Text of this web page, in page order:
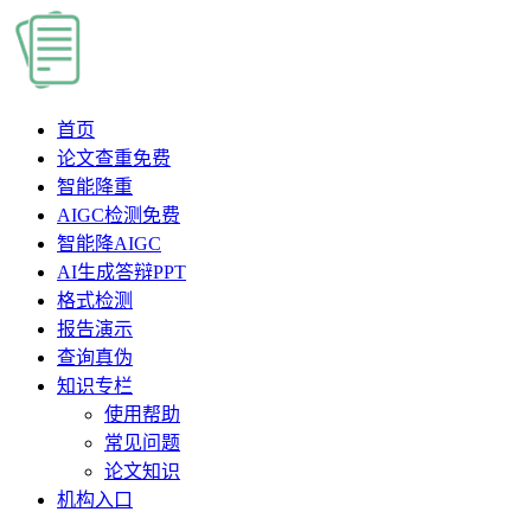
首页
论文查重免费
智能降重
AIGC检测 免费
智能降AIGC
AI生成答辩PPT
格式检测
报告演示
查询真伪
知识专栏
使用帮助
常见问题
论文知识
机构入口